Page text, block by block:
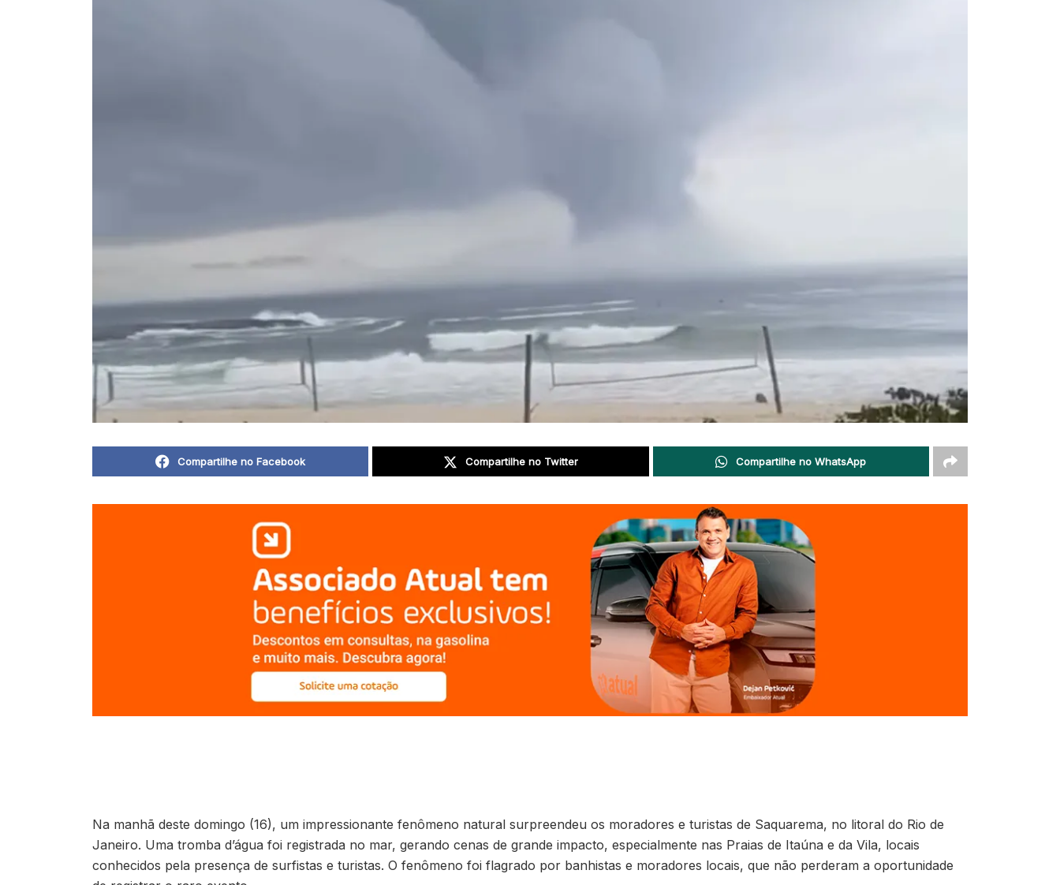
Compartilhe no Facebook Compartilhe no Twitter Compartilhe no WhatsApp
Na manhã deste domingo (16), um impressionante fenômeno natural surpreendeu os moradores e turistas de Saquarema, no litoral do Rio de
Janeiro. Uma tromba d’água foi registrada no mar, gerando cenas de grande impacto, especialmente nas Praias de Itaúna e da Vila, locais
conhecidos pela presença de surfistas e turistas. O fenômeno foi flagrado por banhistas e moradores locais, que não perderam a oportunidade